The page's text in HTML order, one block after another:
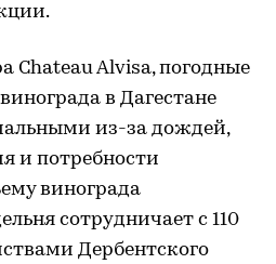
Chateau Alvisa, погодные
в Дагестане
из-за дождей,
и потребности
винограда
сотрудничает с 110
Дербентского